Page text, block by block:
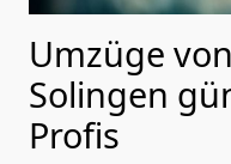
Umzüge
Solingen
Profis